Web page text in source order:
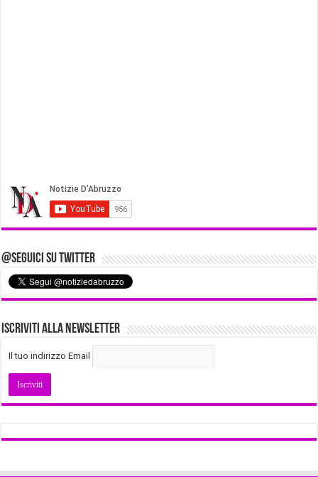
@Seguici su Twitter
Iscriviti alla Newsletter
Il tuo indirizzo Email